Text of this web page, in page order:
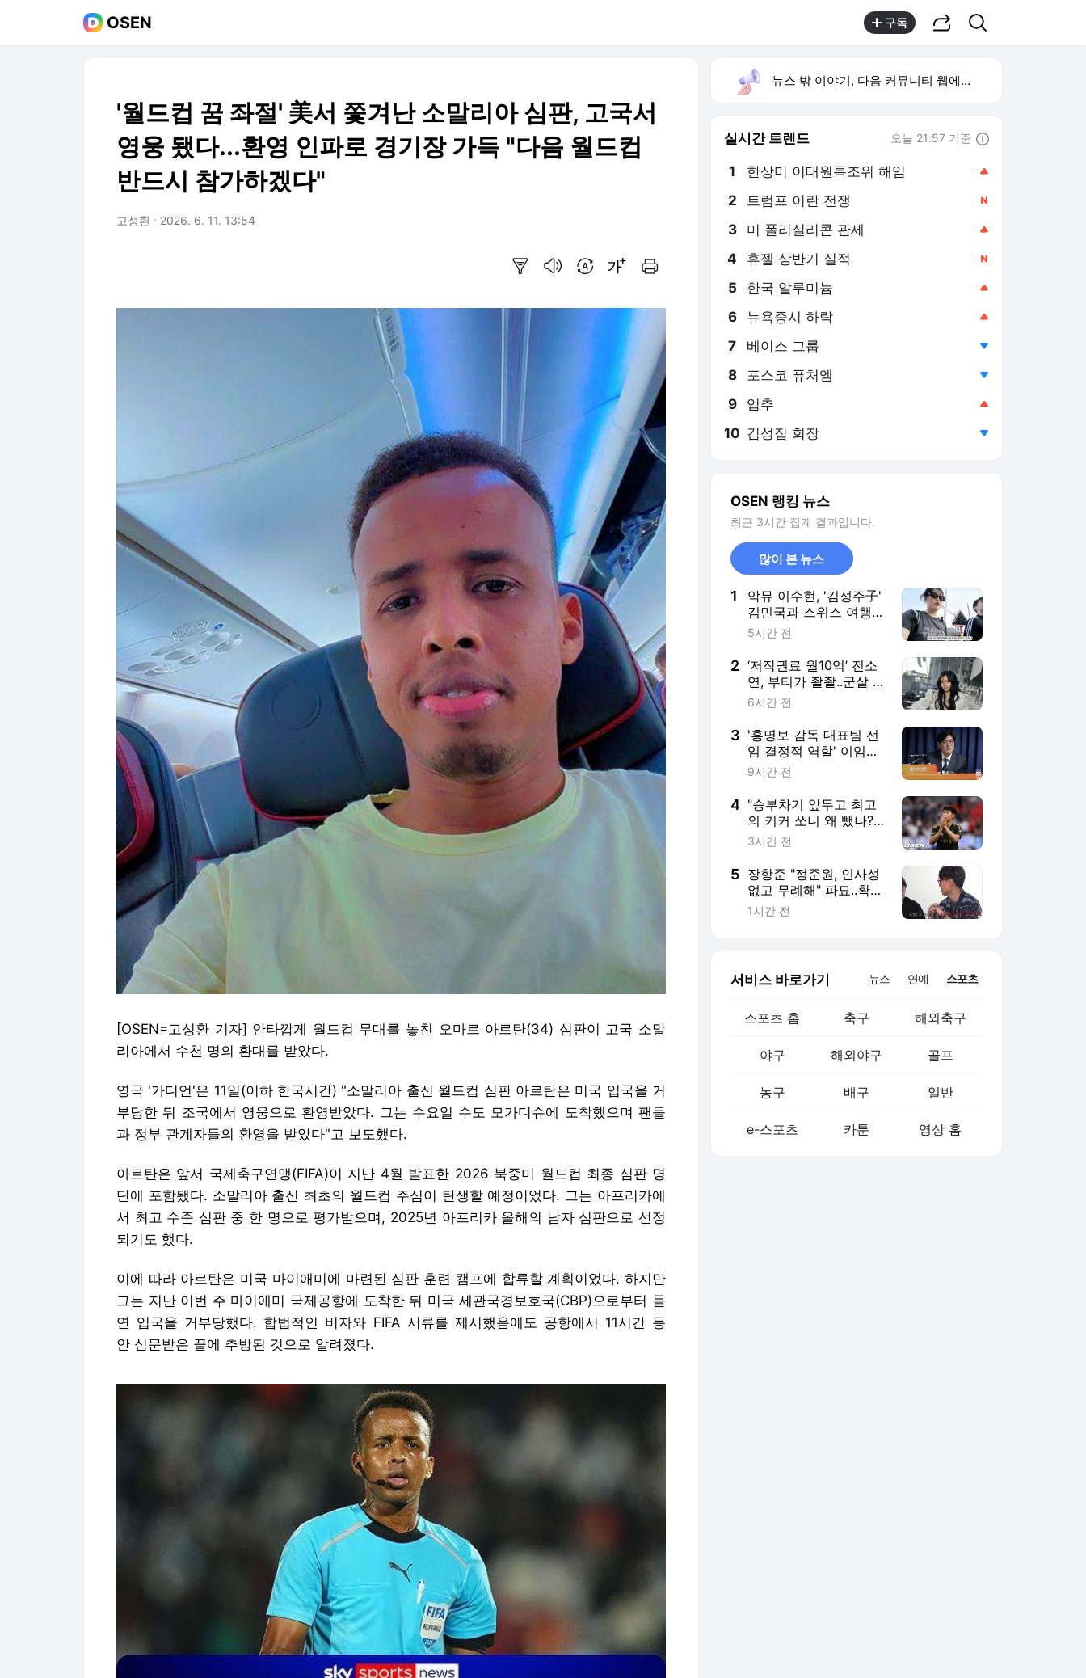
OSEN 구독
'월드컵 꿈 좌절' 美서 쫓겨난 소말리아 심판, 고국서
영웅 됐다...환영 인파로 경기장 가득 "다음 월드컵
반드시 참가하겠다"
고성환 2026. 6. 11. 13:54
[OSEN=고성환 기자] 안타깝게 월드컵 무대를 놓친 오마르 아르탄(34) 심판이 고국 소말
리아에서 수천 명의 환대를 받았다.
영국 '가디언'은 11일(이하 한국시간) "소말리아 출신 월드컵 심판 아르탄은 미국 입국을 거
부당한 뒤 조국에서 영웅으로 환영받았다. 그는 수요일 수도 모가디슈에 도착했으며 팬들
과 정부 관계자들의 환영을 받았다"고 보도했다.
아르탄은 앞서 국제축구연맹(FIFA)이 지난 4월 발표한 2026 북중미 월드컵 최종 심판 명
단에 포함됐다. 소말리아 출신 최초의 월드컵 주심이 탄생할 예정이었다. 그는 아프리카에
서 최고 수준 심판 중 한 명으로 평가받으며, 2025년 아프리카 올해의 남자 심판으로 선정
되기도 했다.
이에 따라 아르탄은 미국 마이애미에 마련된 심판 훈련 캠프에 합류할 계획이었다. 하지만
그는 지난 이번 주 마이애미 국제공항에 도착한 뒤 미국 세관국경보호국(CBP)으로부터 돌
연 입국을 거부당했다. 합법적인 비자와 FIFA 서류를 제시했음에도 공항에서 11시간 동
안 심문받은 끝에 추방된 것으로 알려졌다.
뉴스 밖 이야기, 다음 커뮤니티 웹에서 보기
실시간 트렌드 오늘 21:57 기준
1 한상미 이태원특조위 해임
2 트럼프 이란 전쟁
3 미 폴리실리콘 관세
4 휴젤 상반기 실적
5 한국 알루미늄
6 뉴욕증시 하락
7 베이스 그룹
8 포스코 퓨처엠
9 입추
10 김성집 회장
OSEN 랭킹 뉴스
최근 3시간 집계 결과입니다.
많이 본 뉴스
1
악뮤 이수현, '김성주子'
김민국과 스위스 여행
"첫 만남에 2시간 넘게
5시간 전
2 ‘저작권료 월10억’ 전소
연, 부티가 좔좔..군살 제
로 복근까지!
6시간 전
3 '홍명보 감독 대표팀 선
임 결정적 역할' 이임생
의 반격 "홍명보 선임 기
와 법정 공방 나선다
9시간 전
4 "승부차기 앞두고 최고
의 키커 쏘니 왜 뺐나?"
손흥민 조기 교체에 현
다...LAFC는 그래도 승
부차기 승리
3시간 전
5 장항준 "정준원, 인사성
없고 무례해" 파묘..확대
해석인가 팩폭인가 [Oh!
1시간 전
서비스 바로가기 뉴스 연예 스포츠
스포츠 홈 축구 해외축구
야구 해외야구 골프
농구 배구 일반
e-스포츠 카툰 영상 홈